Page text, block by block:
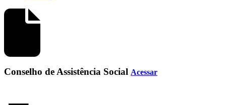
Conselho de Assistência Social Acessar